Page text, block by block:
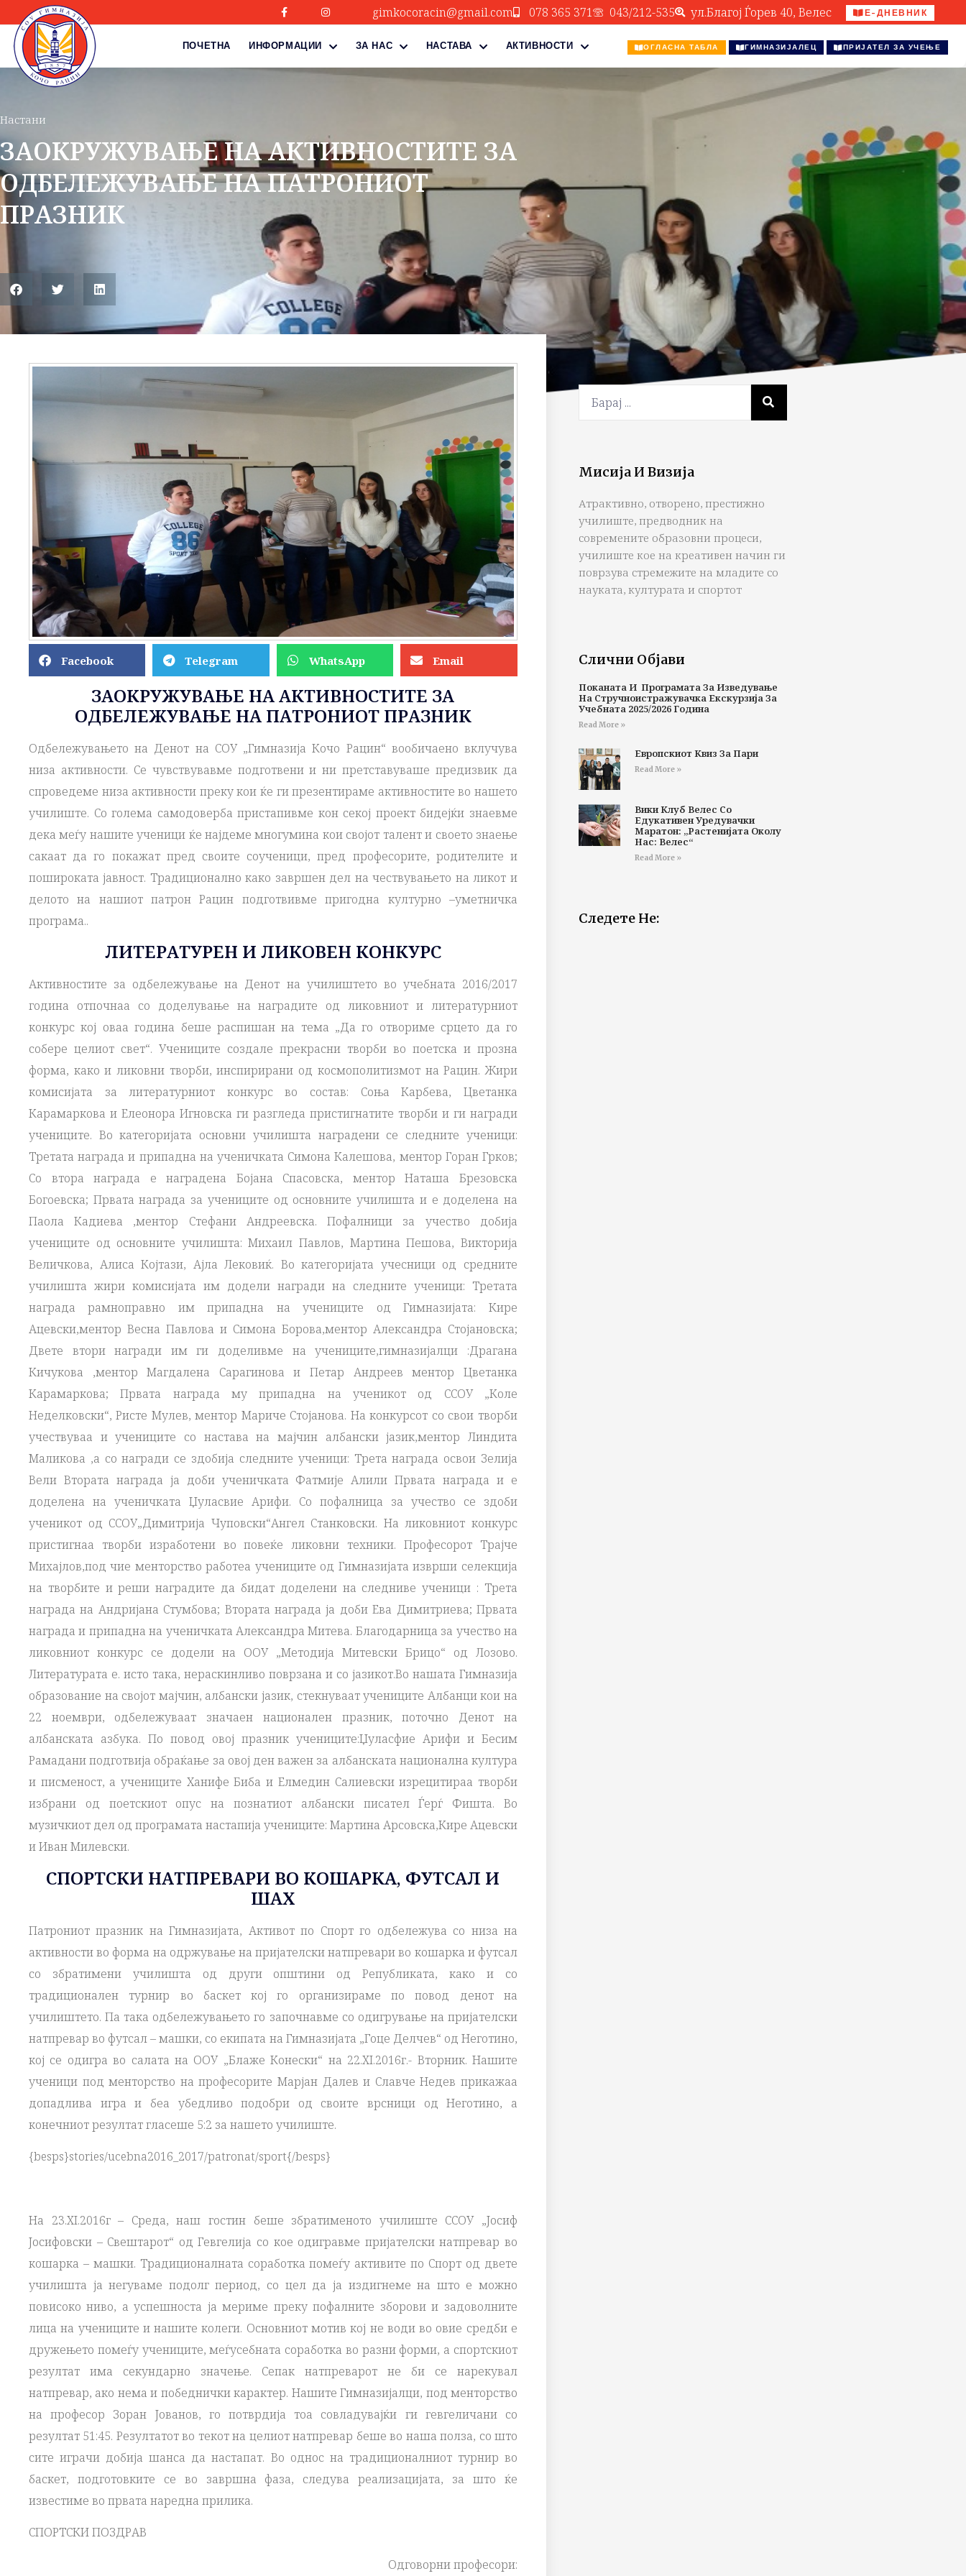
gimkocoracin@gmail.com 078 365 371 043/212-535 ул.Благој Ѓорев 40, Велес Е-ДНЕВНИК
ПОЧЕТНА ИНФОРМАЦИИ ЗА НАС НАСТАВА АКТИВНОСТИ ОГЛАСНА ТАБЛА ГИМНАЗИЈАЛЕЦ ПРИЈАТЕЛ ЗА УЧЕЊЕ
Настани
ЗАОКРУЖУВАЊЕ НА АКТИВНОСТИТЕ ЗА
ОДБЕЛЕЖУВАЊЕ НА ПАТРОНИОТ
ПРАЗНИК
Facebook Telegram WhatsApp Email
ЗАОКРУЖУВАЊЕ НА АКТИВНОСТИТЕ ЗА
ОДБЕЛЕЖУВАЊЕ НА ПАТРОНИОТ ПРАЗНИК
Одбележувањето на Денот на СОУ „Гимназија Кочо Рацин“ вообичаено вклучува
низа активности. Се чувствувавме подготвени и ни претставуваше предизвик да
спроведеме низа активности преку кои ќе ги презентираме активностите во нашето
училиште. Со голема самодоверба пристапивме кон секој проект бидејќи знаевме
дека меѓу нашите ученици ќе најдеме многумина кои својот талент и своето знаење
сакаат да го покажат пред своите соученици, пред професорите, родителите и
пошироката јавност. Традиционално како завршен дел на чествувањето на ликот и
делото на нашиот патрон Рацин подготвивме пригодна културно –уметничка
програма..
ЛИТЕРАТУРЕН И ЛИКОВЕН КОНКУРС
Активностите за одбележување на Денот на училиштето во учебната 2016/2017
година отпочнаа со доделување на наградите од ликовниот и литературниот
конкурс кој оваа година беше распишан на тема „Да го отвориме срцето да го
собере целиот свет“. Учениците создале прекрасни творби во поетска и прозна
форма, како и ликовни творби, инспирирани од космополитизмот на Рацин. Жири
комисијата за литературниот конкурс во состав: Соња Карбева, Цветанка
Карамаркова и Елеонора Игновска ги разгледа пристигнатите творби и ги награди
учениците. Во категоријата основни училишта наградени се следните ученици:
Третата награда и припадна на ученичката Симона Калешова, ментор Горан Грков;
Со втора награда е наградена Бојана Спасовска, ментор Наташа Брезовска
Богоевска; Првата награда за учениците од основните училишта и е доделена на
Паола Кадиева ,ментор Стефани Андреевска. Пофалници за учество добија
учениците од основните училишта: Михаил Павлов, Мартина Пешова, Викторија
Величкова, Алиса Којтази, Ајла Лековиќ. Во категоријата учесници од средните
училишта жири комисијата им додели награди на следните ученици: Третата
награда рамноправно им припадна на учениците од Гимназијата: Кире
Ацевски,ментор Весна Павлова и Симона Борова,ментор Александра Стојановска;
Двете втори награди им ги доделивме на учениците,гимназијалци :Драгана
Кичукова ,ментор Магдалена Сарагинова и Петар Андреев ментор Цветанка
Карамаркова; Првата награда му припадна на ученикот од ССОУ „Коле
Неделковски“, Ристе Мулев, ментор Мариче Стојанова. На конкурсот со свои творби
учествуваа и учениците со настава на мајчин албански јазик,ментор Линдита
Маликова ,а со награди се здобија следните ученици: Трета награда освои Зелија
Вели Втората награда ја доби ученичката Фатмије Алили Првата награда и е
доделена на ученичката Џуласвие Арифи. Со пофалница за учество се здоби
ученикот од ССОУ„Димитрија Чуповски“Ангел Станковски. На ликовниот конкурс
пристигнаа творби изработени во повеќе ликовни техники. Професорот Трајче
Михајлов,под чие менторство работеа учениците од Гимназијата изврши селекција
на творбите и реши наградите да бидат доделени на следниве ученици : Трета
награда на Андријана Стумбова; Втората награда ја доби Ева Димитриева; Првата
награда и припадна на ученичката Александра Митева. Благодарница за учество на
ликовниот конкурс се додели на ООУ „Методија Митевски Брицо“ од Лозово.
Литературата е. исто така, нераскинливо поврзана и со јазикот.Во нашата Гимназија
образование на својот мајчин, албански јазик, стекнуваат учениците Албанци кои на
22 ноември, одбележуваат значаен национален празник, поточно Денот на
албанската азбука. По повод овој празник учениците:Џуласфие Арифи и Бесим
Рамадани подготвија обраќање за овој ден важен за албанската национална култура
и писменост, а учениците Ханифе Биба и Елмедин Салиевски изрецитираа творби
избрани од поетскиот опус на познатиот албански писател Ѓерѓ Фишта. Во
музичкиот дел од програмата настапија учениците: Мартина Арсовска,Кире Ацевски
и Иван Милевски.
СПОРТСКИ НАТПРЕВАРИ ВО КОШАРКА, ФУТСАЛ И
ШАХ
Патрониот празник на Гимназијата, Активот по Спорт го одбележува со низа на
активности во форма на одржување на пријателски натпревари во кошарка и футсал
со збратимени училишта од други општини од Републиката, како и со
традиционален турнир во баскет кој го организираме по повод денот на
училиштето. Па така одбележувањето го започнавме со одигрување на пријателски
натпревар во футсал – машки, со екипата на Гимназијата „Гоце Делчев“ од Неготино,
кој се одигра во салата на ООУ „Блаже Конески“ на 22.XI.2016г.- Вторник. Нашите
ученици под менторство на професорите Марјан Далев и Славче Недев прикажаа
допадлива игра и беа убедливо подобри од своите врсници од Неготино, а
конечниот резултат гласеше 5:2 за нашето училиште.
{besps}stories/ucebna2016_2017/patronat/sport{/besps}
На 23.XI.2016г – Среда, наш гостин беше збратименото училиште ССОУ „Јосиф
Јосифовски – Свештарот“ од Гевгелија со кое одигравме пријателски натпревар во
кошарка – машки. Традиционалната соработка помеѓу активите по Спорт од двете
училишта ја негуваме подолг период, со цел да ја издигнеме на што е можно
повисоко ниво, а успешноста ја мериме преку пофалните зборови и задоволните
лица на учениците и нашите колеги. Основниот мотив кој не води во овие средби е
дружењето помеѓу учениците, меѓусебната соработка во разни форми, а спортскиот
резултат има секундарно значење. Сепак натпреварот не би се нарекувал
натпревар, ако нема и победнички карактер. Нашите Гимназијалци, под менторство
на професор Зоран Јованов, го потврдија тоа совладувајќи ги гевгеличани со
резултат 51:45. Резултатот во текот на целиот натпревар беше во наша полза, со што
сите играчи добија шанса да настапат. Во однос на традиционалниот турнир во
баскет, подготовките се во завршна фаза, следува реализацијата, за што ќе
известиме во првата наредна прилика.
СПОРТСКИ ПОЗДРАВ
Одговорни професори:
Мисија И Визија
Атрактивно, отворено, престижно
училиште, предводник на
современите образовни процеси,
училиште кое на креативен начин ги
поврзува стремежите на младите со
науката, културата и спортот
Слични Објави
Поканата И Програмата За Изведување
На Стручноистражувачка Екскурзија За
Учебната 2025/2026 Година
Read More »
Европскиот Квиз За Пари
Read More »
Вики Клуб Велес Со
Едукативен Уредувачки
Маратон: „Растенијата Околу
Нас: Велес“
Read More »
Следете Не: